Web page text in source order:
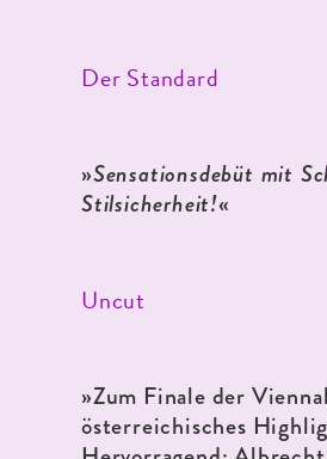
Der Standard
»Sensationsdebüt mit
Stilsicherheit!«
Uncut
»Zum Finale der
österreichisches